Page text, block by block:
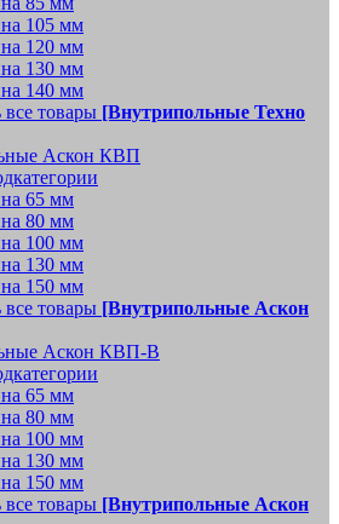
105 мм
120 мм
130 мм
140 мм
товары [Внутрипольные Техно
Аскон КВП
65 мм
80 мм
100 мм
130 мм
150 мм
товары [Внутрипольные Аскон
Аскон КВП-В
65 мм
80 мм
100 мм
130 мм
150 мм
товары [Внутрипольные Аскон